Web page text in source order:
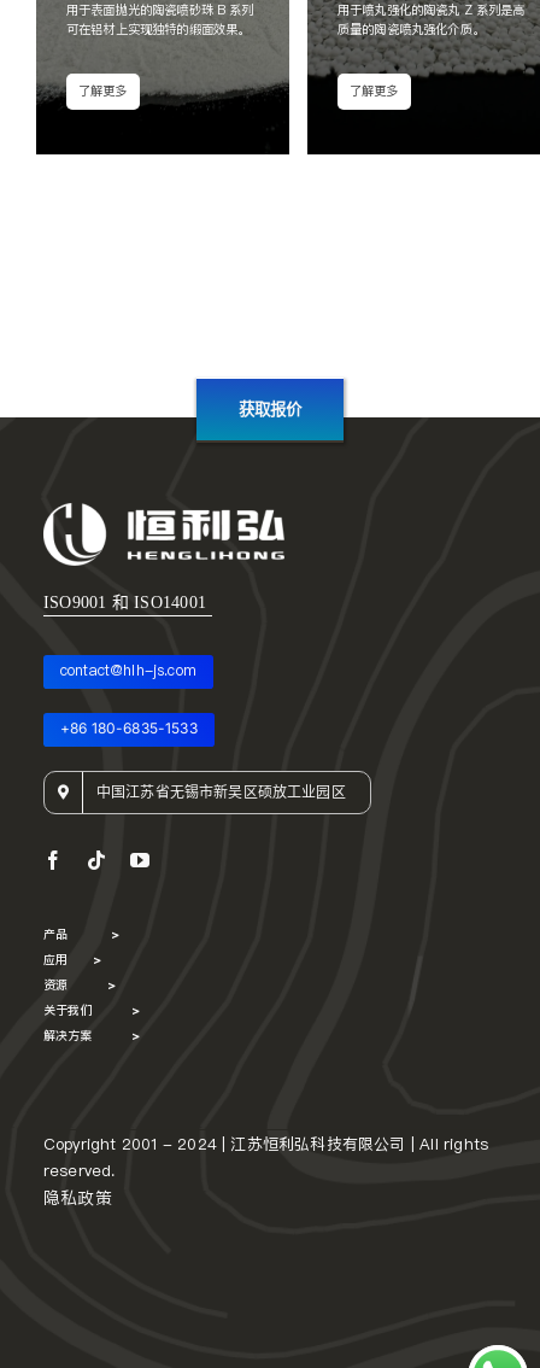
用于表面抛光的陶瓷喷砂珠 B 系列
可在铝材上实现独特的缎面效果。
了解更多
用于喷丸强化的陶瓷丸 Z 系列是高
质量的陶瓷喷丸强化介质。
了解更多
获取报价
ISO9001 和 ISO14001
contact@hlh-js.com
+86 180-6835-1533
中国江苏省无锡市新吴区硕放工业园区
产品 >
应用 >
资源 >
关于我们 >
解决方案 >
Copyright 2001 - 2024 | 江苏恒利弘科技有限公司 | All rights
reserved.
隐私政策